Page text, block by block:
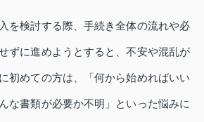
を検討する際、手続き全体の流れや必
ずに進めようとすると、不安や混乱が
初めての方は、「何から始めればいい
な書類が必要か不明」といった悩みに